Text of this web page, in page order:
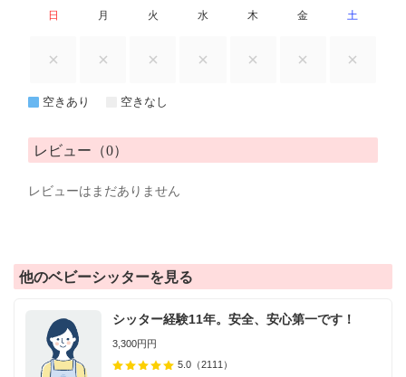
日 月 火 水 木 金 土
空きあり 空きなし
レビュー（0）
レビューはまだありません
他のベビーシッターを見る
シッター経験11年。安全、安心第一です！
3,300円円
5.0 （2111）